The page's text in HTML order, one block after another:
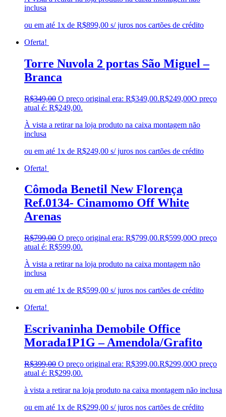
inclusa
ou em até 1x de R$899,00 s/ juros nos cartões de crédito
Oferta!
Torre Nuvola 2 portas São Miguel –
Branca
R$349,00 O preço original era: R$349,00.R$249,00O preço
atual é: R$249,00.
À vista a retirar na loja produto na caixa montagem não
inclusa
ou em até 1x de R$249,00 s/ juros nos cartões de crédito
Oferta!
Cômoda Benetil New Florença
Ref.0134- Cinamomo Off White
Arenas
R$799,00 O preço original era: R$799,00.R$599,00O preço
atual é: R$599,00.
À vista a retirar na loja produto na caixa montagem não
inclusa
ou em até 1x de R$599,00 s/ juros nos cartões de crédito
Oferta!
Escrivaninha Demobile Office
Morada1P1G – Amendola/Grafito
R$399,00 O preço original era: R$399,00.R$299,00O preço
atual é: R$299,00.
à vista a retirar na loja produto na caixa montagem não inclusa
ou em até 1x de R$299,00 s/ juros nos cartões de crédito